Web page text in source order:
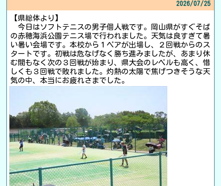
2026/07/25
【県総体より】
今日はソフトテニスの男子個人戦です。岡山県がすぐそば
の赤穂海浜公園テニス場で行われました。天気は良すぎて暑
い暑い会場です。本校から１ペアが出場し、２回戦からのス
タートです。初戦は危なげなく勝ち進みましたが、あまり休
む間もなく次の３回戦が始まり、県大会のレベルも高く、惜
しくも３回戦で敗れました。灼熱の太陽で焦げつきそうな天
気の中、本当にお疲れさまでした。